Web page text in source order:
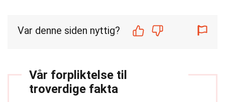
Var denne siden nyttig?
Vår forpliktelse til
troverdige fakta